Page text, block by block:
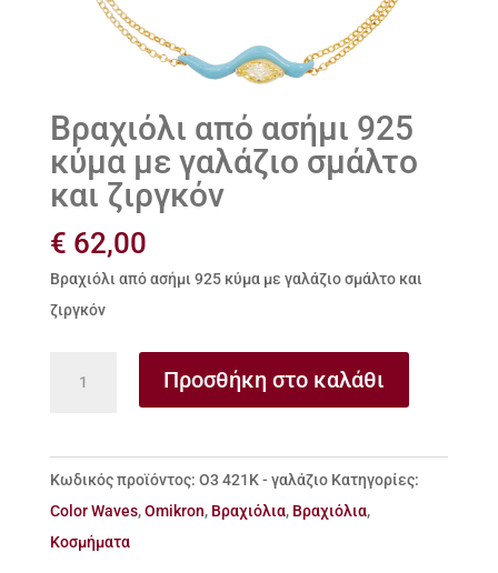
Βραχιόλι από ασήμι 925
κύμα με γαλάζιο σμάλτο
και ζιργκόν
€ 62,00
Βραχιόλι από ασήμι 925 κύμα με γαλάζιο σμάλτο και
ζιργκόν
925
κύμα
με
γαλάζιο
Προσθήκη στο καλάθι
Κωδικός προϊόντος: Ο3 421Κ - γαλάζιο Κατηγορίες:
Color Waves,Omikron, Βραχιόλια, Βραχιόλια,
Κοσμήματα